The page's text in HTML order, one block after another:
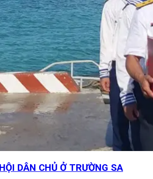
DÂN CHỦ Ở TRƯỜNG SA